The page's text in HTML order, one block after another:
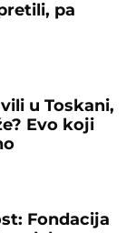
pa
u Toskani,
Evo koji
Fondacija